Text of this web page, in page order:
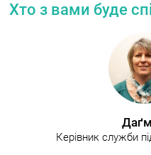
Хто з вами буде
Керівник служби